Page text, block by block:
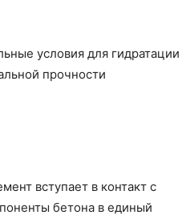
условия для гидратации
прочности
вступает в контакт с
бетона в единый